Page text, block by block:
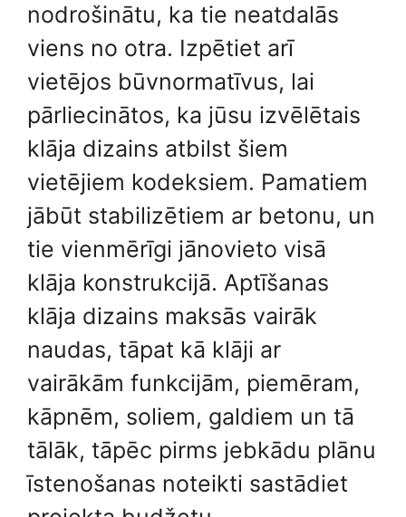
nodrošinātu, ka tie neatdalās
viens no otra. Izpētiet arī
vietējos būvnormatīvus, lai
pārliecinātos, ka jūsu izvēlētais
klāja dizains atbilst šiem
vietējiem kodeksiem. Pamatiem
jābūt stabilizētiem ar betonu, un
tie vienmērīgi jānovieto visā
klāja konstrukcijā. Aptīšanas
klāja dizains maksās vairāk
naudas, tāpat kā klāji ar
vairākām funkcijām, piemēram,
kāpnēm, soliem, galdiem un tā
tālāk, tāpēc pirms jebkādu plānu
īstenošanas noteikti sastādiet